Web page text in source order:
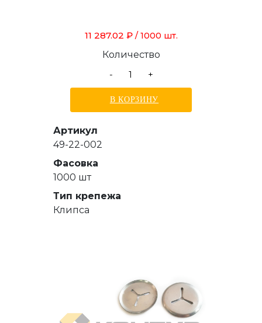
11 287.02 ₽ / 1000 шт.
Количество
-
+
В КОРЗИНУ
Артикул
49-22-002
Фасовка
1000 шт
Тип крепежа
Клипса